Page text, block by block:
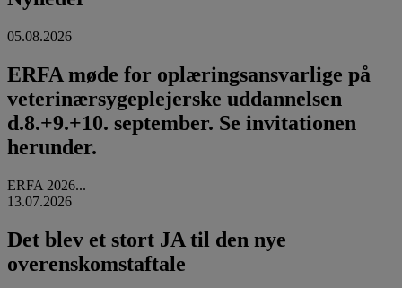
05.08.2026
ERFA møde for oplæringsansvarlige på
veterinærsygeplejerske uddannelsen
d.8.+9.+10. september. Se invitationen
herunder.
ERFA 2026...
13.07.2026
Det blev et stort JA til den nye
overenskomstaftale